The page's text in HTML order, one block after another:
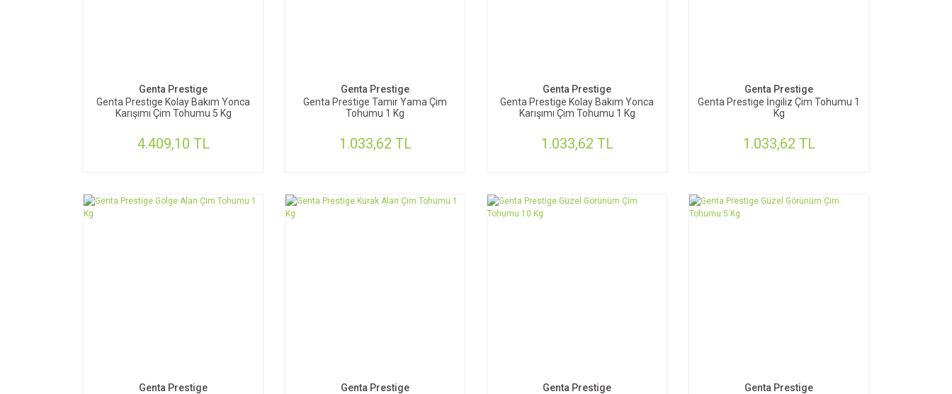
Genta Prestige
Genta Prestige Kolay Bakım Yonca
Karışımı Çim Tohumu 5 Kg
4.409,10 TL
Genta Prestige
Genta Prestige Tamir Yama Çim
Tohumu 1 Kg
1.033,62 TL
Genta Prestige
Genta Prestige Kolay Bakım Yonca
Karışımı Çim Tohumu 1 Kg
1.033,62 TL
Genta Prestige
Genta Prestige İngiliz Çim Tohumu 1
Kg
1.033,62 TL
Genta Prestige
Genta Prestige
Genta Prestige
Genta Prestige